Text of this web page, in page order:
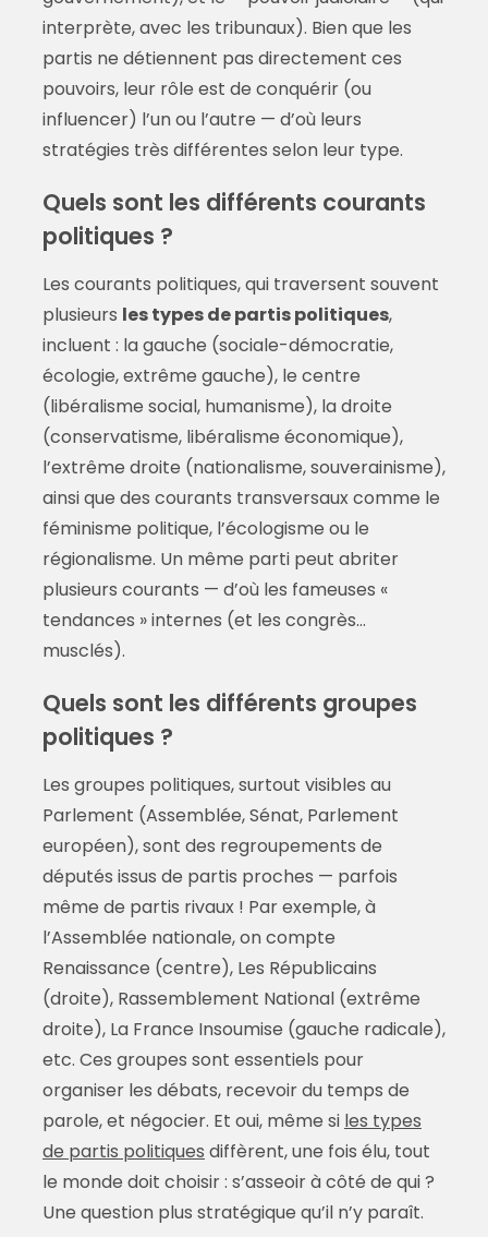
interprète, avec les tribunaux). Bien que les
partis ne détiennent pas directement ces
pouvoirs, leur rôle est de conquérir (ou
influencer) l’un ou l’autre — d’où leurs
stratégies très différentes selon leur type.
Quels sont les différents courants
politiques ?
Les courants politiques, qui traversent souvent
plusieurs les types de partis politiques,
incluent : la gauche (sociale-démocratie,
écologie, extrême gauche), le centre
(libéralisme social, humanisme), la droite
(conservatisme, libéralisme économique),
l’extrême droite (nationalisme, souverainisme),
ainsi que des courants transversaux comme le
féminisme politique, l’écologisme ou le
régionalisme. Un même parti peut abriter
plusieurs courants — d’où les fameuses «
tendances » internes (et les congrès…
musclés).
Quels sont les différents groupes
politiques ?
Les groupes politiques, surtout visibles au
Parlement (Assemblée, Sénat, Parlement
européen), sont des regroupements de
députés issus de partis proches — parfois
même de partis rivaux ! Par exemple, à
l’Assemblée nationale, on compte
Renaissance (centre), Les Républicains
(droite), Rassemblement National (extrême
droite), La France Insoumise (gauche radicale),
etc. Ces groupes sont essentiels pour
organiser les débats, recevoir du temps de
parole, et négocier. Et oui, même si les types
de partis politiques diffèrent, une fois élu, tout
le monde doit choisir : s’asseoir à côté de qui ?
Une question plus stratégique qu’il n’y paraît.